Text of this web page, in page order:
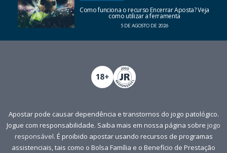
Como funciona o recurso Encerrar Aposta? Veja
como utilizar a ferramenta
5 DE AGOSTO DE 2026
Apostar pode causar dependência e transtornos do jogo patológico.
Jogue com responsabilidade. Saiba mais em nossa página sobre jogo
responsável. É proibido apostar usando recursos de programas
assistenciais, tais como o Bolsa Família e o Benefício de Prestação